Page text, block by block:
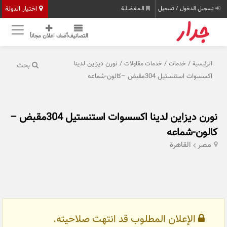
اختيار الدولة تسجيل الدخول / تسجيل الـمـفـضـلـة
التصانيفأضف اعلان مجاناً
بحث الرئيسية /خدمات /خدمات مقاولات / نورن ديزاين لدينا
اكسسوات استنستيل 304مقبض –كالون-شماعه
نورن ديزاين لدينا اكسسوات استنستيل 304مقبض –
كالون-شماعه
مصر القاهرة
الإعلان المطلوب قد انتهت صلاحيته.